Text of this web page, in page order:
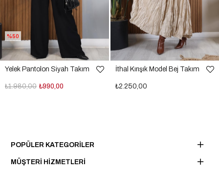
Yelek Pantolon Siyah Takım
₺990,00
₺1.980,00
%50
İthal Kırışık Model Bej Takım
₺2.250,00
POPÜLER KATEGORİLER
MÜŞTERİ HİZMETLERİ